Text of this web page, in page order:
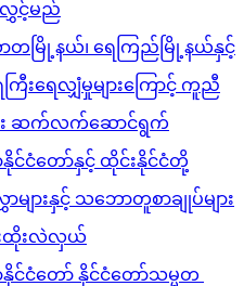
င့်မည်
ာတမြို့နယ်၊ ရေကြည်မြို့နယ်နှင့်
းရေလျှံမှုများကြောင့် ကူညီ
း ဆက်လက်ဆောင်ရွက်
နိုင်ငံတော်နှင့် ထိုင်းနိုင်ငံတို့
များနှင့် သဘောတူစာချုပ်များ
ထိုးလဲလှယ်
နိုင်ငံတော် နိုင်ငံတော်သမ္မတ